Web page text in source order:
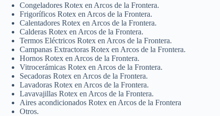
Congeladores Rotex en Arcos de la Frontera.
Frigoríficos Rotex en Arcos de la Frontera.
Calentadores Rotex en Arcos de la Frontera.
Calderas Rotex en Arcos de la Frontera.
Termos Eléctricos Rotex en Arcos de la Frontera.
Campanas Extractoras Rotex en Arcos de la Frontera.
Hornos Rotex en Arcos de la Frontera.
Vitrocerámicas Rotex en Arcos de la Frontera.
Secadoras Rotex en Arcos de la Frontera.
Lavadoras Rotex en Arcos de la Frontera.
Lavavajillas Rotex en Arcos de la Frontera.
Aires acondicionados Rotex en Arcos de la Frontera
Otros.